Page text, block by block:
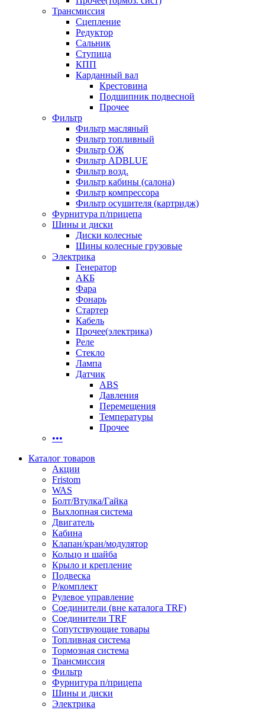
Трансмиссия
Сцепление
Редуктор
Сальник
Ступица
КПП
Карданный вал
Крестовина
Подшипник подвесной
Прочее
Фильтр
Фильтр масляный
Фильтр топливный
Фильтр ОЖ
Фильтр ADBLUE
Фильтр возд.
Фильтр кабины (салона)
Фильтр компрессора
Фильтр осушителя (картридж)
Фурнитура п/прицепа
Шины и диски
Диски колесные
Шины колесные грузовые
Электрика
Генератор
АКБ
Фара
Фонарь
Стартер
Кабель
Прочее(электрика)
Реле
Стекло
Лампа
Датчик
ABS
Давления
Перемещения
Температуры
Прочее
•••
Каталог товаров
Акции
Fristom
WAS
Болт/Втулка/Гайка
Выхлопная система
Двигатель
Кабина
Клапан/кран/модулятор
Кольцо и шайба
Крыло и крепление
Подвеска
Р/комплект
Рулевое управление
Соединители (вне каталога TRF)
Соединители TRF
Сопутствующие товары
Топливная система
Тормозная система
Трансмиссия
Фильтр
Фурнитура п/прицепа
Шины и диски
Электрика